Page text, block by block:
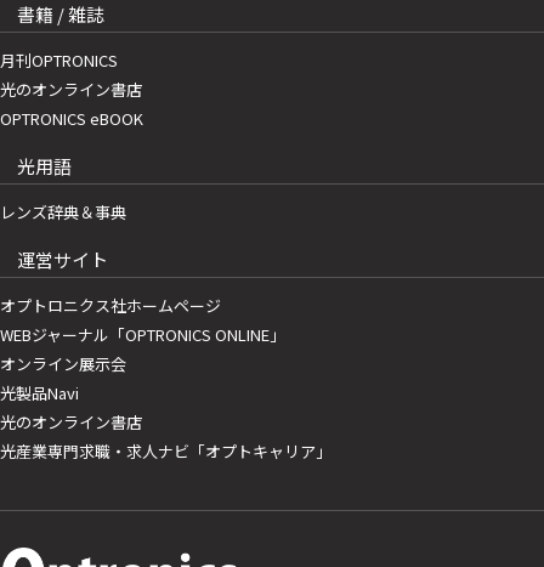
書籍 / 雑誌
月刊OPTRONICS
光のオンライン書店
OPTRONICS eBOOK
光用語
レンズ辞典＆事典
運営サイト
オプトロニクス社ホームページ
WEBジャーナル「OPTRONICS ONLINE」
オンライン展示会
光製品Navi
光のオンライン書店
光産業専門求職・求人ナビ「オプトキャリア」